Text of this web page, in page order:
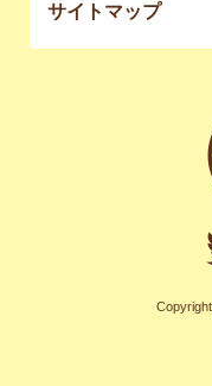
サイトマップ